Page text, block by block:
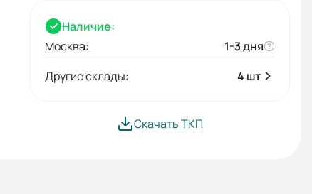
Наличие:
Москва:
1-3 дня
Другие склады:
4 шт
Скачать ТКП